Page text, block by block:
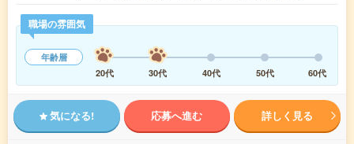
職場の雰囲気
年齢層
20代
30代 40代 50代 60代
気になる! 応募へ進む 詳しく見る